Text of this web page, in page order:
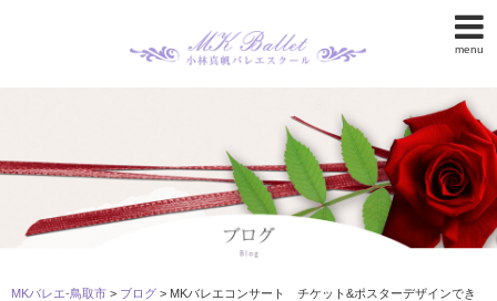
menu
MKバレエ-鳥取市 > ブログ > MKバレエコンサート チケット&ポスターデザインでき